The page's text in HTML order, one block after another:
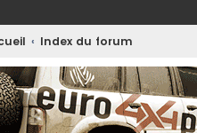
Index du forum